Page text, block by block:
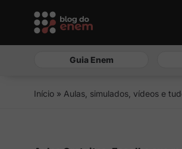
Guia Enem
Início » Aulas, simulados, vídeos e